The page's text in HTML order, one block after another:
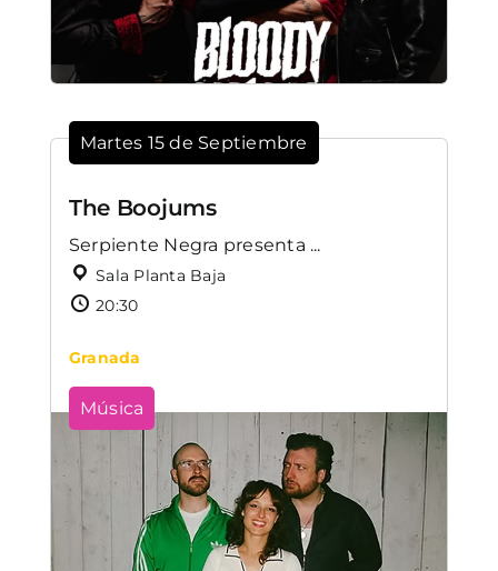
Martes 15 de Septiembre
The Boojums
Serpiente Negra presenta ...
Sala Planta Baja
20:30
Granada
Música